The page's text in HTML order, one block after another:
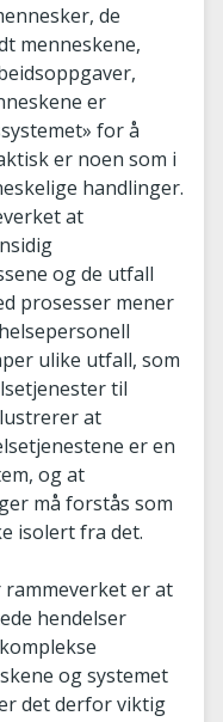
de
menneskene,
er
for å
er noen som i
handlinger.
at
og de utfall
prosesser mener
ulike utfall, som
til
at
er en
og at
må forstås som
isolert fra det.
er at
hendelser
og systemet
det derfor viktig